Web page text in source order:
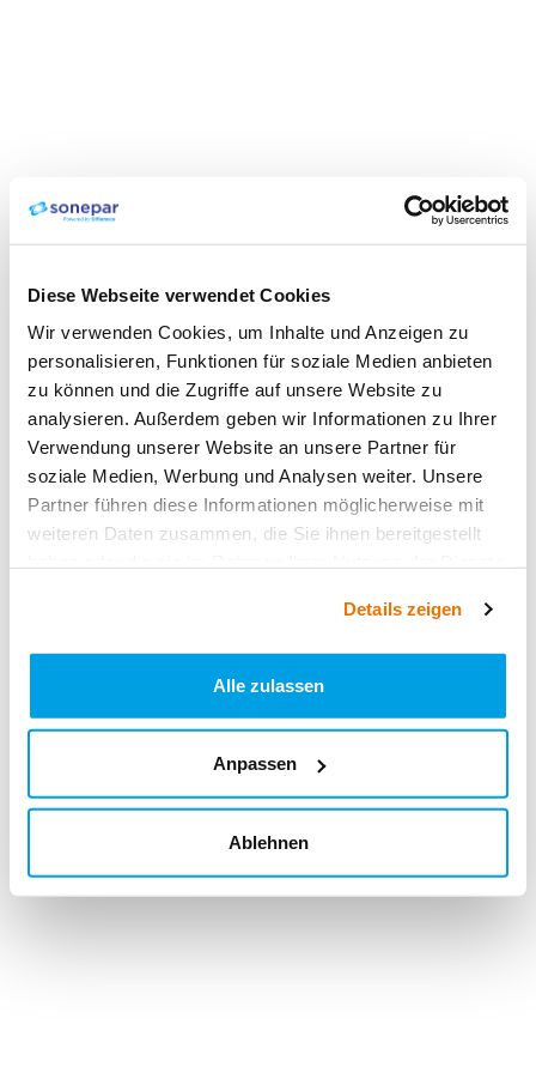
Diese Webseite verwendet Cookies
Wir verwenden Cookies, um Inhalte und Anzeigen zu
personalisieren, Funktionen für soziale Medien anbieten
zu können und die Zugriffe auf unsere Website zu
analysieren. Außerdem geben wir Informationen zu Ihrer
Verwendung unserer Website an unsere Partner für
soziale Medien, Werbung und Analysen weiter. Unsere
Partner führen diese Informationen möglicherweise mit
weiteren Daten zusammen, die Sie ihnen bereitgestellt
Details zeigen
Alle zulassen
Anpassen
Ablehnen